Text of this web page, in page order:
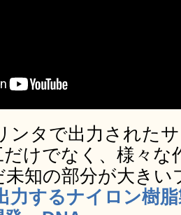
ンタで出力された
けでなく、様々な
未知の部分が大き
力するナイロン樹